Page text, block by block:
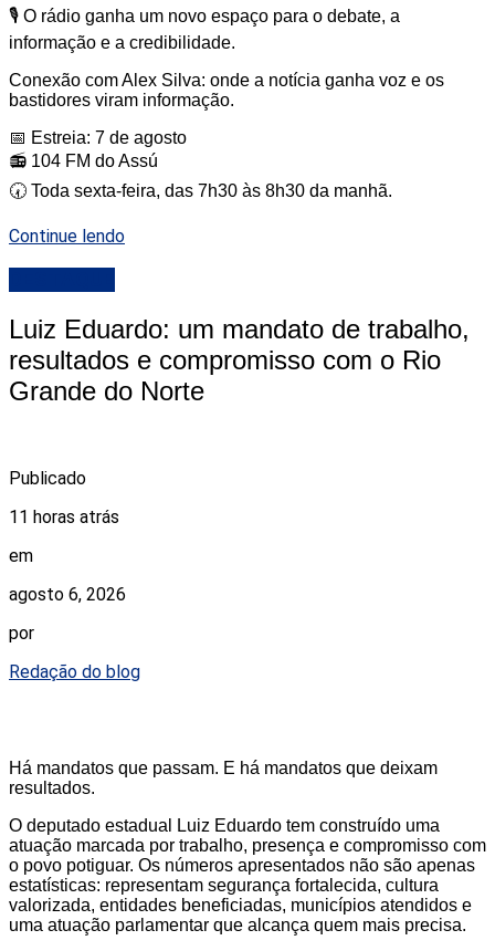
🎙️ O rádio ganha um novo espaço para o debate, a
informação e a credibilidade.
Conexão com Alex Silva: onde a notícia ganha voz e os
bastidores viram informação.
📅 Estreia: 7 de agosto
📻 104 FM do Assú
🕢 Toda sexta-feira, das 7h30 às 8h30 da manhã.
Continue lendo
Luiz Eduardo: um mandato de trabalho,
resultados e compromisso com o Rio
Grande do Norte
Publicado
11 horas atrás
em
agosto 6, 2026
por
Redação do blog
Há mandatos que passam. E há mandatos que deixam
resultados.
O deputado estadual Luiz Eduardo tem construído uma
atuação marcada por trabalho, presença e compromisso com
o povo potiguar. Os números apresentados não são apenas
estatísticas: representam segurança fortalecida, cultura
valorizada, entidades beneficiadas, municípios atendidos e
uma atuação parlamentar que alcança quem mais precisa.